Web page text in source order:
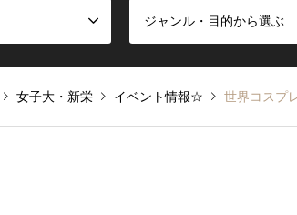
ジャンル・目的から選ぶ
女子大・新栄 イベント情報☆ 世界コスプ